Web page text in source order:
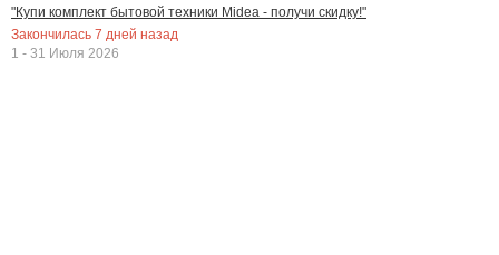
"Купи комплект бытовой техники Midea - получи скидку!"
Закончилась 7 дней назад
1 - 31 Июля 2026